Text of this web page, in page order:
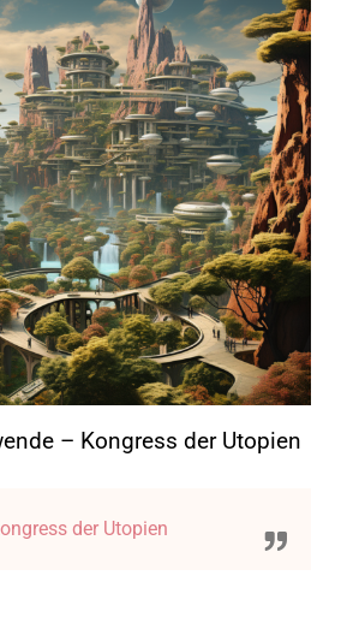
– Kongress der Utopien
der Utopien